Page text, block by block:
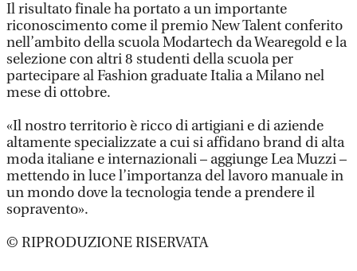
Il risultato finale ha portato a un importante
riconoscimento come il premio New Talent conferito
nell’ambito della scuola Modartech da Wearegold e la
selezione con altri 8 studenti della scuola per
partecipare al Fashion graduate Italia a Milano nel
mese di ottobre.
«Il nostro territorio è ricco di artigiani e di aziende
altamente specializzate a cui si affidano brand di alta
moda italiane e internazionali – aggiunge Lea Muzzi –
mettendo in luce l’importanza del lavoro manuale in
un mondo dove la tecnologia tende a prendere il
sopravento».
© RIPRODUZIONE RISERVATA